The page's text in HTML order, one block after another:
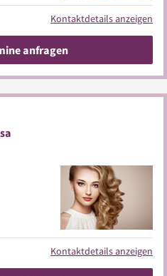
Kontaktdetails anzeigen
anfragen
Kontaktdetails anzeigen